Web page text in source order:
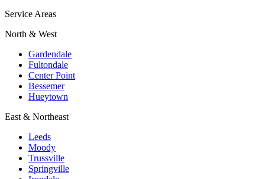
Service Areas
North & West
Gardendale
Fultondale
Center Point
Bessemer
Hueytown
East & Northeast
Leeds
Moody
Trussville
Springville